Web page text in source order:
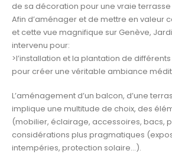
de sa décoration pour une vraie terrasse
Afin d’aménager et de mettre en valeur
et cette vue magnifique sur Genève,
intervenu pour:
>l’installation et la plantation de
pour créer une véritable ambiance
L’aménagement d’un balcon, d’une
implique une multitude de choix, des
(mobilier, éclairage, accessoires, bacs,
considérations plus pragmatiques
intempéries, protection solaire…).